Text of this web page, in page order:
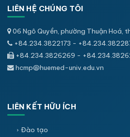
LIÊN HỆ CHÚNG TÔI
06 Ngô Quyền, phường Thuận Hoá,
+84.234.3822173 -
+84.234.3826269 -
hcmp@huemed-univ.edu.vn
LIÊN KẾT HỮU ÍCH
Đào tạo